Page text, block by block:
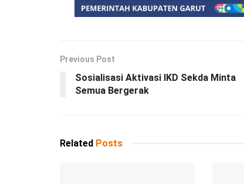
Previous Post
Sosialisasi Aktivasi IKD Sekda Minta
Semua Bergerak
Related Posts